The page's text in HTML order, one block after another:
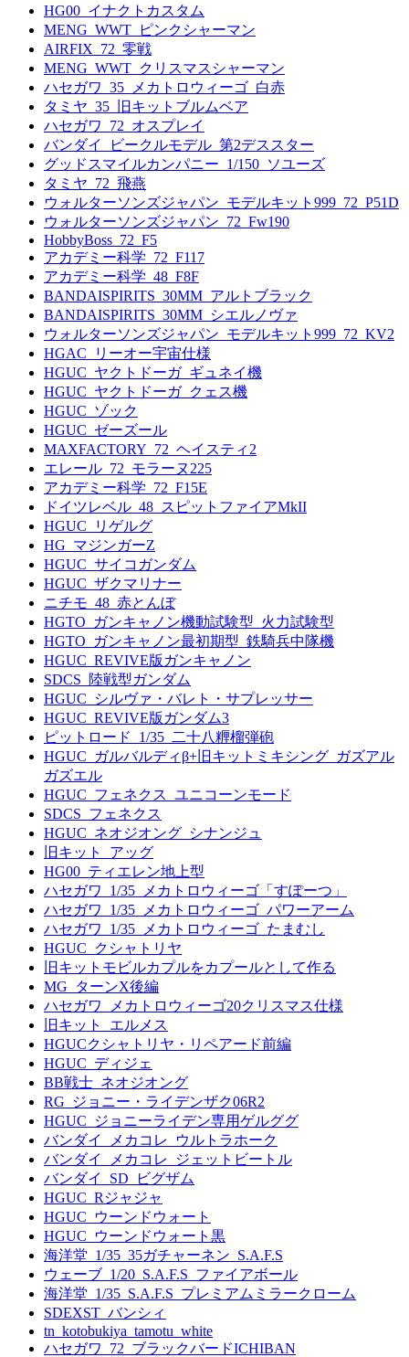
HG00_イナクトカスタム
MENG_WWT_ピンクシャーマン
AIRFIX_72_零戦
MENG_WWT_クリスマスシャーマン
ハセガワ_35_メカトロウィーゴ_白赤
タミヤ_35_旧キットブルムベア
ハセガワ_72_オスプレイ
バンダイ_ビークルモデル_第2デススター
グッドスマイルカンパニー_1/150_ソユーズ
タミヤ_72_飛燕
ウォルターソンズジャパン_モデルキット999_72_P51D
ウォルターソンズジャパン_72_Fw190
HobbyBoss_72_F5
アカデミー科学_72_F117
アカデミー科学_48_F8F
BANDAISPIRITS_30MM_アルトブラック
BANDAISPIRITS_30MM_シエルノヴァ
ウォルターソンズジャパン_モデルキット999_72_KV2
HGAC_リーオー宇宙仕様
HGUC_ヤクトドーガ_ギュネイ機
HGUC_ヤクトドーガ_クェス機
HGUC_ゾック
HGUC_ゼーズール
MAXFACTORY_72_ヘイスティ2
エレール_72_モラーヌ225
アカデミー科学_72_F15E
ドイツレベル_48_スピットファイアMkII
HGUC_リゲルグ
HG_マジンガーZ
HGUC_サイコガンダム
HGUC_ザクマリナー
ニチモ_48_赤とんぼ
HGTO_ガンキャノン機動試験型_火力試験型
HGTO_ガンキャノン最初期型_鉄騎兵中隊機
HGUC_REVIVE版ガンキャノン
SDCS_陸戦型ガンダム
HGUC_シルヴァ・バレト・サプレッサー
HGUC_REVIVE版ガンダム3
ピットロード_1/35_二十八糎榴弾砲
HGUC_ガルバルディβ+旧キットミキシング_ガズアル
ガズエル
HGUC_フェネクス_ユニコーンモード
SDCS_フェネクス
HGUC_ネオジオング_シナンジュ
旧キット_アッグ
HG00_ティエレン地上型
ハセガワ_1/35_メカトロウィーゴ「すぽーつ」
ハセガワ_1/35_メカトロウィーゴ_パワーアーム
ハセガワ_1/35_メカトロウィーゴ_たまむし
HGUC_クシャトリヤ
旧キットモビルカプルをカプールとして作る
MG_ターンX後編
ハセガワ_メカトロウィーゴ20クリスマス仕様
旧キット_エルメス
HGUCクシャトリヤ・リペアード前編
HGUC_ディジェ
BB戦士_ネオジオング
RG_ジョニー・ライデンザク06R2
HGUC_ジョニーライデン専用ゲルググ
バンダイ_メカコレ_ウルトラホーク
バンダイ_メカコレ_ジェットビートル
バンダイ_SD_ビグザム
HGUC_Rジャジャ
HGUC_ウーンドウォート
HGUC_ウーンドウォート黒
海洋堂_1/35_35ガチャーネン_S.A.F.S
ウェーブ_1/20_S.A.F.S_ファイアボール
海洋堂_1/35_S.A.F.S_プレミアムミラークローム
SDEXST_バンシィ
tn_kotobukiya_tamotu_white
ハセガワ_72_ブラックバードICHIBAN